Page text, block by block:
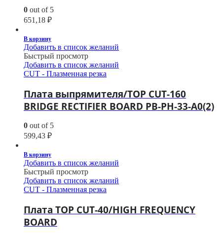
0 out of 5
651,18 ₽
В корзину
Добавить в список желаний
Быстрый просмотр
Добавить в список желаний
CUT - Плазменная резка
Плата выпрямителя/TOP CUT-160
BRIDGE RECTIFIER BOARD PB-PH-33-A0(2)
0 out of 5
599,43 ₽
В корзину
Добавить в список желаний
Быстрый просмотр
Добавить в список желаний
CUT - Плазменная резка
Плата TOP CUT-40/HIGH FREQUENCY
BOARD